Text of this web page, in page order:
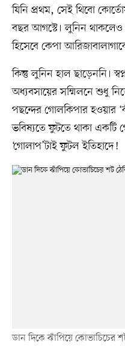
যিনি প্রথম, সেই থিবো
বছর আগস্টে। লুনিন থাকলেও
হিসেবে কেপা
কিন্তু লুনিন হাল ছাড়েননি।
অধ্যবসায়ের সম্মিলনে শুধু
পছন্দের গোলকিপার হওয়ার
ভবিষ্যতে ফুটতে থাকা একটি
‘গোলাপ’টাই ফুটল ইতিহাদে!
ডান দিকে ঝাঁপিয়ে কোভাচিচের